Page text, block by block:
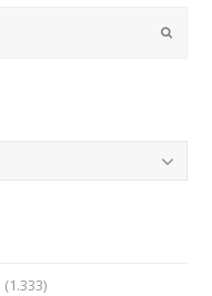
Submit
(1.333)